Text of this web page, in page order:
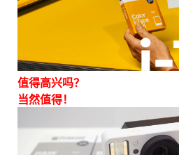
值得高兴吗？
当然值得！